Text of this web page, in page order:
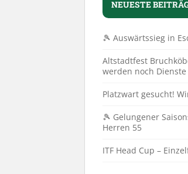
NEUESTE
🎾 Auswärtssieg in
Altstadtfest
werden noch
Platzwart gesucht!
🎾 Gelungener
Herren 55
ITF Head Cup –